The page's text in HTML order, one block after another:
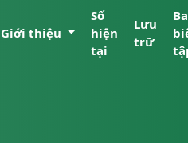
Giới thiệu
Số
hiện
tại
Lưu
trữ